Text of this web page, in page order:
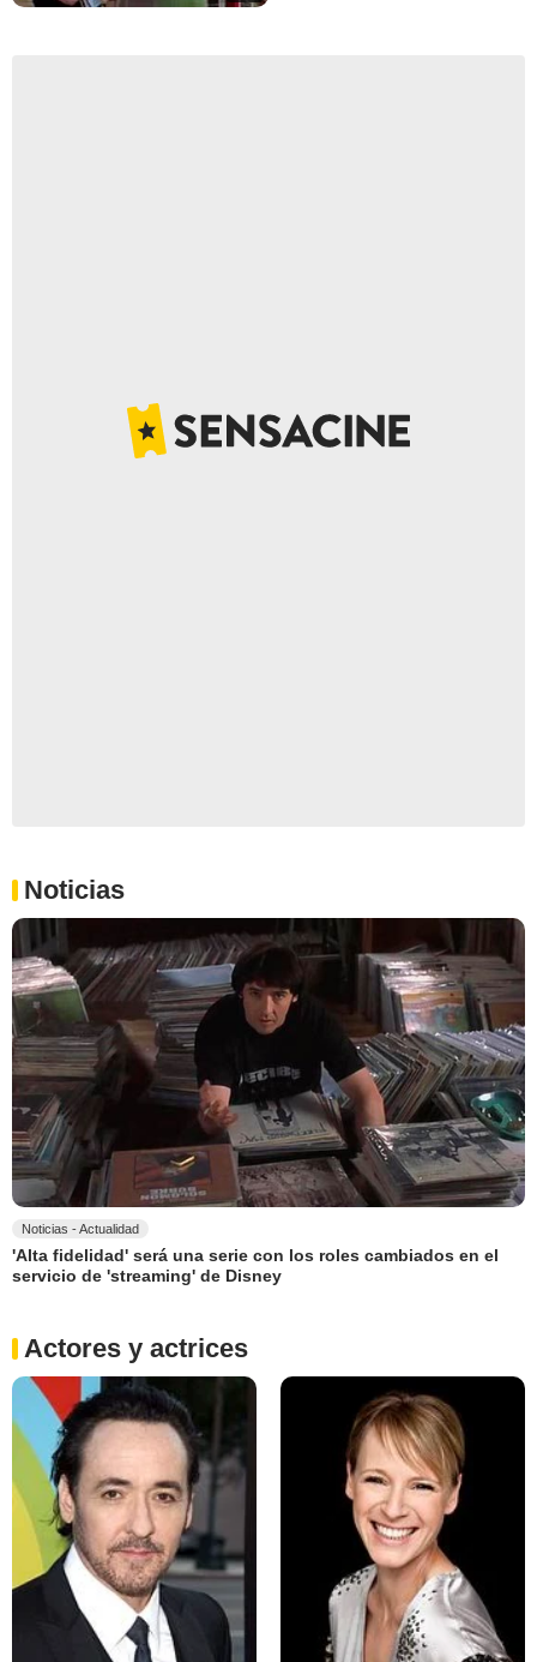
Noticias
Noticias - Actualidad
'Alta fidelidad' será una serie con los roles cambiados en el
servicio de 'streaming' de Disney
Actores y actrices